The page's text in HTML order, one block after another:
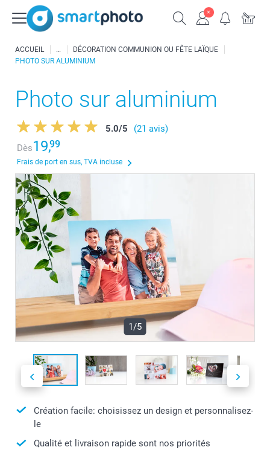
ACCUEIL
DÉCORATION COMMUNION OU FÊTE LAÏQUE
PHOTO SUR ALUMINIUM
Photo sur aluminium
5.0/5
(21 avis)
Dès19,99
Frais de port en sus, TVA incluse
1/5
Création facile: choisissez un design et personnalisez-
le
Qualité et livraison rapide sont nos priorités